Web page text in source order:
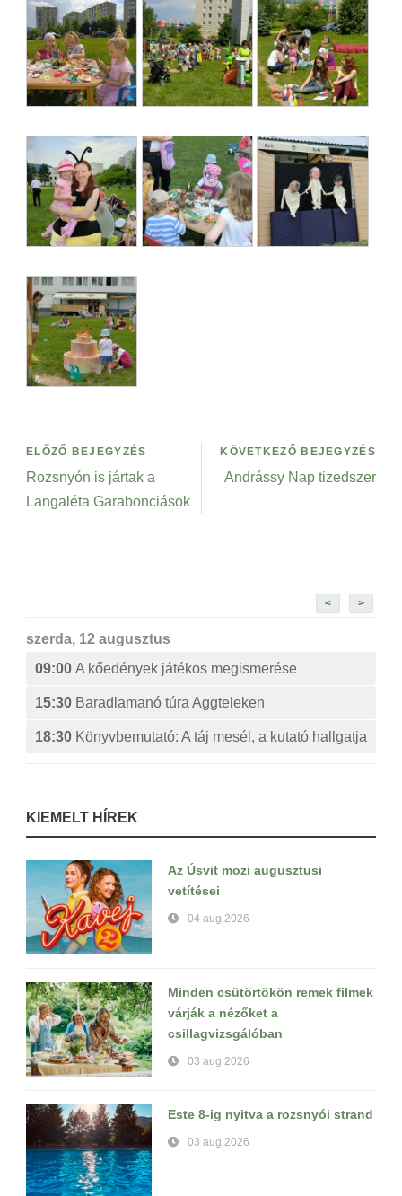
ELŐZŐ BEJEGYZÉS
Rozsnyón is jártak a
Langaléta Garabonciások
KÖVETKEZŐ BEJEGYZÉS
Andrássy Nap tizedszer
< >
szerda, 12 augusztus
09:00 A kőedények játékos megismerése
15:30 Baradlamanó túra Aggteleken
18:30 Könyvbemutató: A táj mesél, a kutató hallgatja
KIEMELT HÍREK
Az Úsvit mozi augusztusi
vetítései
04 aug 2026
Minden csütörtökön remek filmek
várják a nézőket a
csillagvizsgálóban
03 aug 2026
Este 8-ig nyitva a rozsnyói strand
03 aug 2026